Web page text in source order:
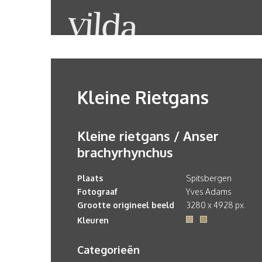
Kleine Rietgans
Kleine rietgans / Anser
brachyrhynchus
Plaats
Spitsbergen
Fotograaf
Yves Adams
Grootte origineel beeld
3280 x 4928 px.
Kleuren
Categorieën